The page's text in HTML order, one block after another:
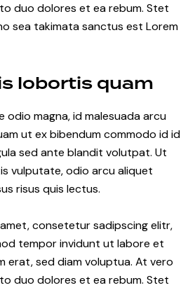
duo dolores et ea rebum. Stet
sea takimata sanctus est Lorem
lobortis quam
odio magna, id malesuada arcu
ut ex bibendum commodo id id
sed ante blandit volutpat. Ut
vulputate, odio arcu aliquet
risus quis lectus.
consetetur sadipscing elitr,
tempor invidunt ut labore et
erat, sed diam voluptua. At vero
duo dolores et ea rebum. Stet